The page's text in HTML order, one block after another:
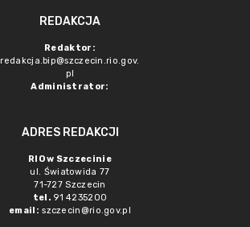
REDAKCJA
Redaktor:
redakcja.bip@szczecin.rio.gov.
pl
Administrator:
ADRES REDAKCJI
RIO w Szczecinie
ul. Światowida 77
71-727 Szczecin
tel. 91 4235200
email: szczecin@rio.gov.pl